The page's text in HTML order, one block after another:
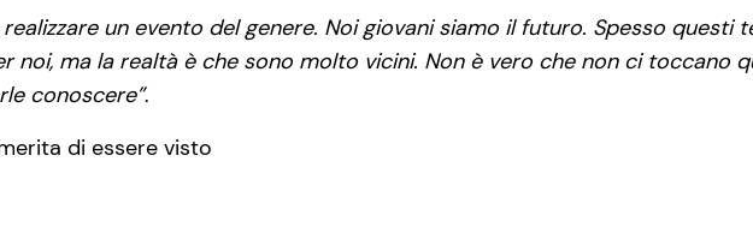
un evento del genere. Noi giovani siamo il futuro. Spesso questi
noi, ma la realtà è che sono molto vicini. Non è vero che non ci toccano
conoscere”.
di essere visto